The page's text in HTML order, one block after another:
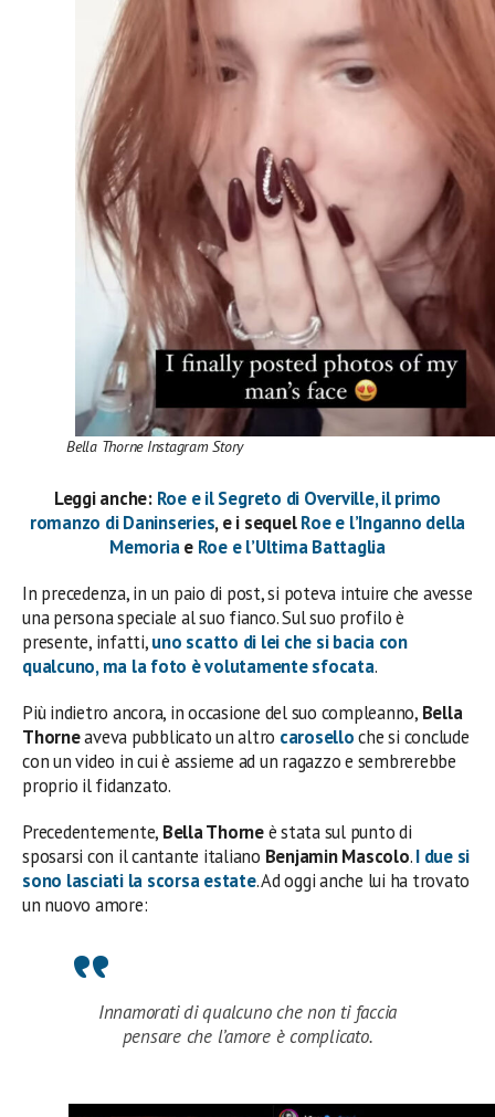
Bella Thorne Instagram Story
Leggi anche: Roe e il Segreto di Overville, il primo
romanzo di Daninseries, e i sequelRoe e l’Inganno della
Memoriae Roe e l’Ultima Battaglia
In precedenza, in un paio di post, si poteva intuire che avesse
una persona speciale al suo fianco. Sul suo profilo è
presente, infatti,uno scatto di lei che si bacia con
qualcuno, ma la foto è volutamente sfocata.
Più indietro ancora, in occasione del suo compleanno, Bella
Thorneaveva pubblicato un altro caroselloche si conclude
con un video in cui è assieme ad un ragazzo e sembrerebbe
proprio il fidanzato.
Precedentemente, Bella Thorneè stata sul punto di
sposarsi con il cantante italiano Benjamin Mascolo.I due si
sono lasciati la scorsa estate. Ad oggi anche lui ha trovato
un nuovo amore:
Innamorati di qualcuno che non ti faccia
pensare che l’amore è complicato.